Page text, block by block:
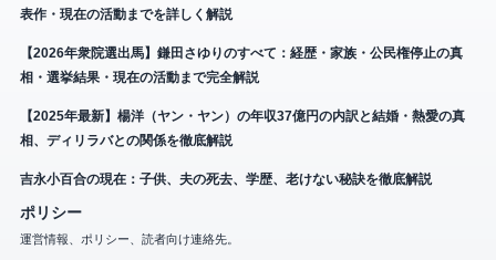
表作・現在の活動までを詳しく解説
【2026年衆院選出馬】鎌田さゆりのすべて：経歴・家族・公民権停止の真
相・選挙結果・現在の活動まで完全解説
【2025年最新】楊洋（ヤン・ヤン）の年収37億円の内訳と結婚・熱愛の真
相、ディリラバとの関係を徹底解説
吉永小百合の現在：子供、夫の死去、学歴、老けない秘訣を徹底解説
ポリシー
運営情報、ポリシー、読者向け連絡先。